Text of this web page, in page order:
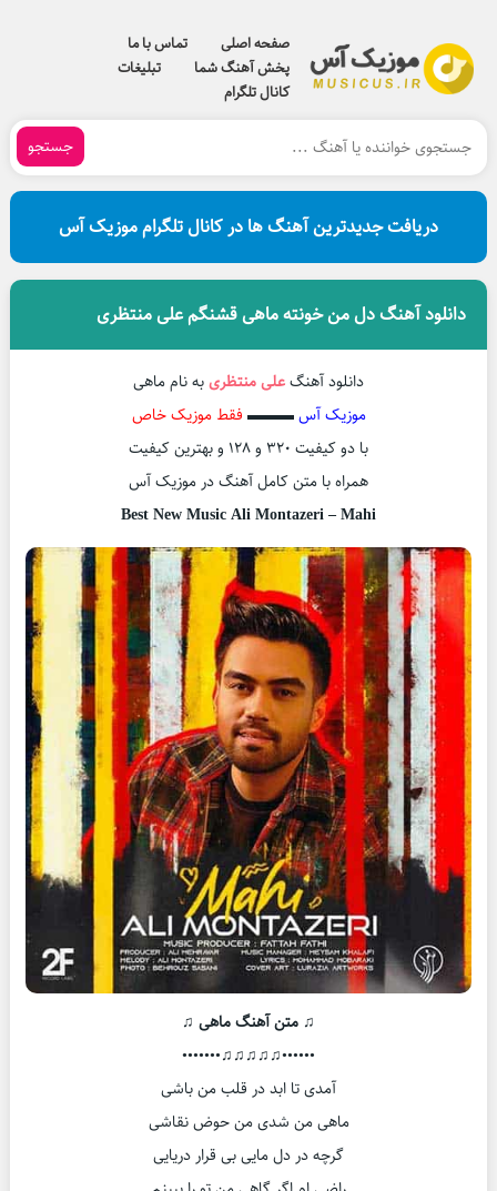
صفحه اصلی
تماس با ما
پخش آهنگ شما
تبلیغات
کانال تلگرام
جستجو
دریافت جدیدترین آهنگ ها در کانال تلگرام موزیک آس
دانلود آهنگ دل من خونته ماهی قشنگم علی منتظری
دانلود آهنگعلی منتظریبه نام ماهی
موزیک آس▬▬▬ فقط موزیک خاص
با دو کیفیت ۳۲۰ و ۱۲۸ و بهترین کیفیت
همراه با متن کامل آهنگ در موزیک آس
Best New Music Ali Montazeri – Mahi
♫ متن آهنگ ماهی ♫
••••••♫♫♫♫♫•••••••
آمدی تا ابد در قلب من باشی
ماهی من شدی من حوض نقاشی
گرچه در دل مایی بی قرار دریایی